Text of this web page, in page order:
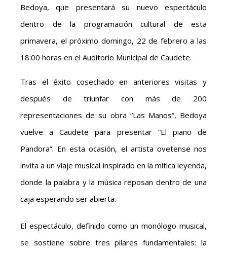
Bedoya, que presentará su nuevo espectáculo
dentro de la programación cultural de esta
primavera, el próximo domingo, 22 de febrero a las
18:00 horas en el Auditorio Municipal de Caudete.
Tras el éxito cosechado en anteriores visitas y
después de triunfar con más de 200
representaciones de su obra “Las Manos”, Bedoya
vuelve a Caudete para presentar “El piano de
Pandora”. En esta ocasión, el artista ovetense nos
invita a un viaje musical inspirado en la mítica leyenda,
donde la palabra y la música reposan dentro de una
caja esperando ser abierta.
El espectáculo, definido como un monólogo musical,
se sostiene sobre tres pilares fundamentales: la